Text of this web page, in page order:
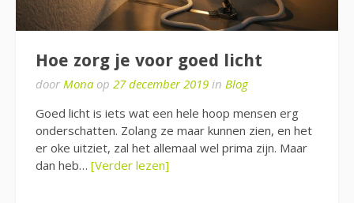
Hoe zorg je voor goed licht
door Mona op 27 december 2019 in Blog
Goed licht is iets wat een hele hoop mensen erg
onderschatten. Zolang ze maar kunnen zien, en het
er oke uitziet, zal het allemaal wel prima zijn. Maar
dan heb… [Verder lezen]